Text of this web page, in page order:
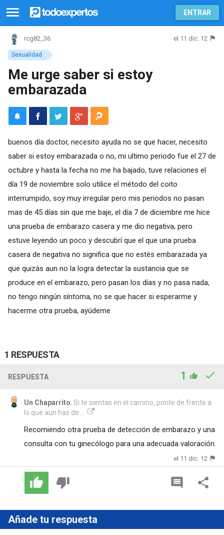
ENTRAR
Sexualidad
rcg82_36 el 11 dic. 12
Me urge saber si estoy
embarazada
buenos día doctor, necesito ayuda no se que hacer, necesito
saber si estoy embarazada o no, mi ultimo periodo fue el 27 de
octubre y hasta la fecha no me ha bajado, tuve relaciones el
día 19 de noviembre solo utilice el método del coito
interrumpido, soy muy irregular pero mis periodos no pasan
mas de 45 días sin que me baje, el día 7 de diciembre me hice
una prueba de embarazo casera y me dio negativa, pero
estuve leyendo un poco y descubrí que el que una prueba
casera de negativa no significa que no estés embarazada ya
que quizás aun no la logra detectar la sustancia que se
produce en el embarazo, pero pasan los días y no pasa nada,
no tengo ningún síntoma, no se que hacer si esperarme y
hacerme otra prueba, ayúdeme
1 RESPUESTA
RESPUESTA 1
Un Chaparrito, Si te sientas en el camino, ponte de frente a
lo que aun has de...
Recomiendo otra prueba de detección de embarazo y una
consulta con tu ginecólogo para una adecuada valoración.
el 11 dic. 12
Añade tu respuesta